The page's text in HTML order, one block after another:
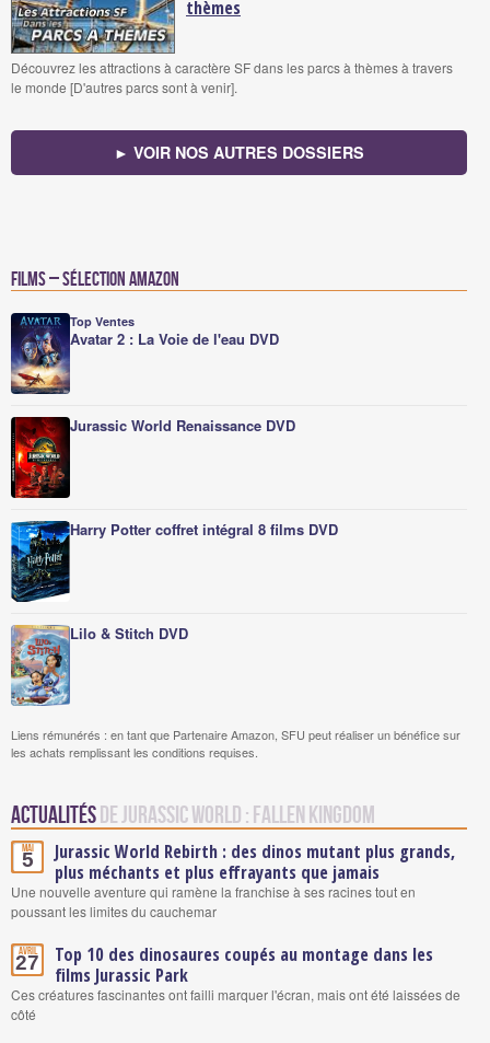
thèmes
Découvrez les attractions à caractère SF dans les parcs à thèmes à travers
le monde [D'autres parcs sont à venir].
► VOIR NOS AUTRES DOSSIERS
Films – Sélection Amazon
Top Ventes
Avatar 2 : La Voie de l'eau DVD
Jurassic World Renaissance DVD
Harry Potter coffret intégral 8 films DVD
Lilo & Stitch DVD
Liens rémunérés : en tant que Partenaire Amazon, SFU peut réaliser un bénéfice sur
les achats remplissant les conditions requises.
Actualités de Jurassic World : Fallen Kingdom
Mai
5
Jurassic World Rebirth : des dinos mutant plus grands,
plus méchants et plus effrayants que jamais
Une nouvelle aventure qui ramène la franchise à ses racines tout en
poussant les limites du cauchemar
Avril
27
Top 10 des dinosaures coupés au montage dans les
films Jurassic Park
Ces créatures fascinantes ont failli marquer l'écran, mais ont été laissées de
côté